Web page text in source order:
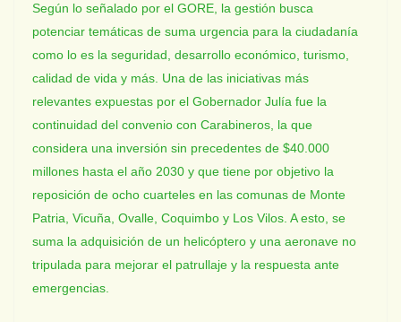
Según lo señalado por el GORE, la gestión busca
potenciar temáticas de suma urgencia para la ciudadanía
como lo es la seguridad, desarrollo económico, turismo,
calidad de vida y más. Una de las iniciativas más
relevantes expuestas por el Gobernador Julía fue la
continuidad del convenio con Carabineros, la que
considera una inversión sin precedentes de $40.000
millones hasta el año 2030 y que tiene por objetivo la
reposición de ocho cuarteles en las comunas de Monte
Patria, Vicuña, Ovalle, Coquimbo y Los Vilos. A esto, se
suma la adquisición de un helicóptero y una aeronave no
tripulada para mejorar el patrullaje y la respuesta ante
emergencias.